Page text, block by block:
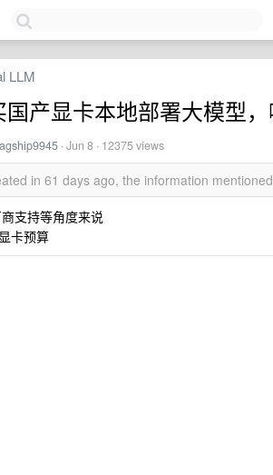
LLM
国产显卡本地部署大模型
·Jun 8 · 12375 views
in 61 days ago, the information
支持等角度来说
卡预算